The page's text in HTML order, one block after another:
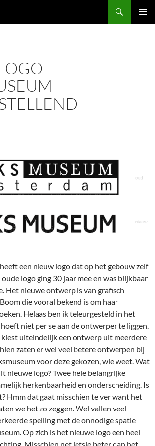
een nieuw logo dat op het gebouw zelf
logo ging 30 jaar mee en was blijkbaar
Het nieuwe ontwerp is van grafisch
die vooral bekend is om haar
Helaas ben ik teleurgesteld in het
niet per se aan de ontwerper te liggen.
uiteindelijk een ontwerp uit meerdere
zaten er wel veel betere ontwerpen bij
voor deze gekozen, wie weet. Wat
nieuwe logo? Twee hele belangrijke
herkenbaarheid en onderscheiding. Is
Hmm dat gaat misschien te ver want het
we het zo zeggen. Wel vallen veel
spelling met de onnodige spatie
Op zich is het nieuwe logo een heel
Misschien net ietsje beter dan het